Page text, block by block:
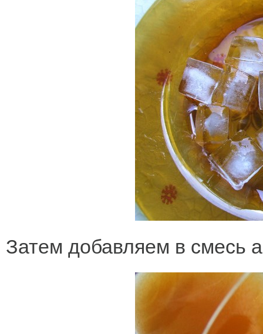
Затем добавляем в смесь